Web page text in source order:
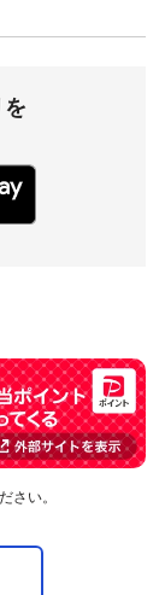
さい。